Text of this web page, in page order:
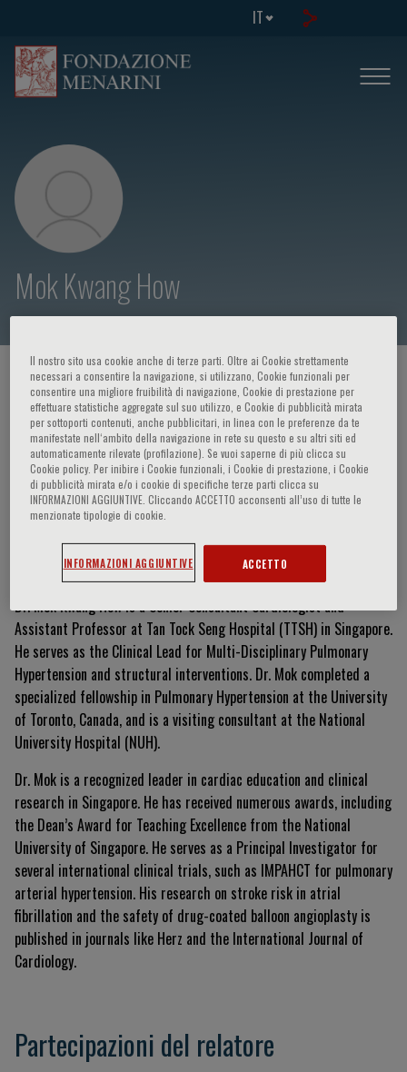
IT
Mok Kwang How
HOME PAGE / CORSI ED EVENTI / RELATORE
Mok Kwang How
Curriculum Vitae
Dr. Mok Kwang How is a Senior Consultant Cardiologist and
Assistant Professor at Tan Tock Seng Hospital (TTSH) in Singapore.
He serves as the Clinical Lead for Multi-Disciplinary Pulmonary
Hypertension and structural interventions. Dr. Mok completed a
specialized fellowship in Pulmonary Hypertension at the University
of Toronto, Canada, and is a visiting consultant at the National
University Hospital (NUH).
Dr. Mok is a recognized leader in cardiac education and clinical
research in Singapore. He has received numerous awards, including
the Dean’s Award for Teaching Excellence from the National
University of Singapore. He serves as a Principal Investigator for
several international clinical trials, such as IMPAHCT for pulmonary
arterial hypertension. His research on stroke risk in atrial
fibrillation and the safety of drug-coated balloon angioplasty is
published in journals like Herz and the International Journal of
Cardiology.
Partecipazioni del relatore
Il nostro sito usa cookie anche di terze parti. Oltre ai Cookie strettamente
necessari a consentire la navigazione, si utilizzano, Cookie funzionali per
consentire una migliore fruibilità di navigazione, Cookie di prestazione per
effettuare statistiche aggregate sul suo utilizzo, e Cookie di pubblicità mirata
per sottoporti contenuti, anche pubblicitari, in linea con le preferenze da te
manifestate nell‘ambito della navigazione in rete su questo e su altri siti ed
automaticamente rilevate (profilazione). Se vuoi saperne di più clicca su
Cookie policy. Per inibire i Cookie funzionali, i Cookie di prestazione, i Cookie
di pubblicità mirata e/o i cookie di specifiche terze parti clicca su
INFORMAZIONI AGGIUNTIVE. Cliccando ACCETTO acconsenti all’uso di tutte le
menzionate tipologie di cookie.
INFORMAZIONI AGGIUNTIVE ACCETTO